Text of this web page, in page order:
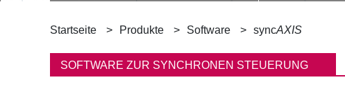
P
f
Startseite Produkte Software syncAXIS
SOFTWARE ZUR SYNCHRONEN STEUERUNG